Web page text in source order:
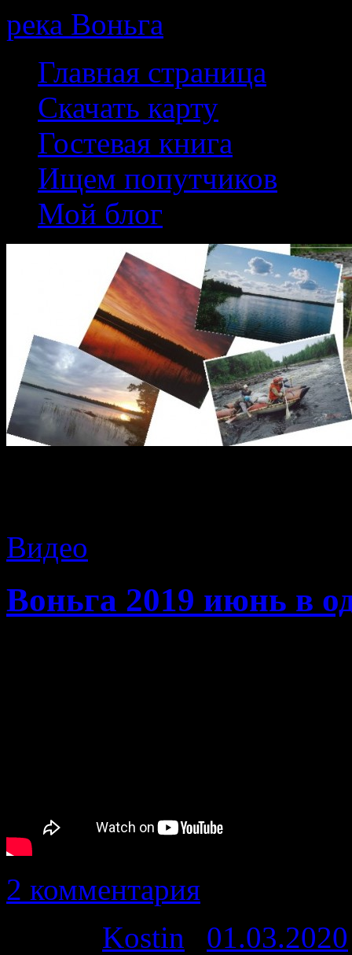
река Воньга
contentГлавная страница
Скачать карту
Гостевая книга
Ищем попутчиков
Мой блог
Видео
Воньга 2019 июнь в
2 комментария
Kostin 01.03.2020